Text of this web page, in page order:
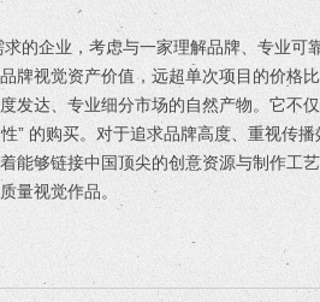
的企业，考虑与一家理解品牌、专业可
牌视觉资产价值，远超单次项目的价格比
发达、专业细分市场的自然产物。它不
性” 的购买。对于追求品牌高度、重视传
能够链接中国顶尖的创意资源与制作工
量视觉作品。